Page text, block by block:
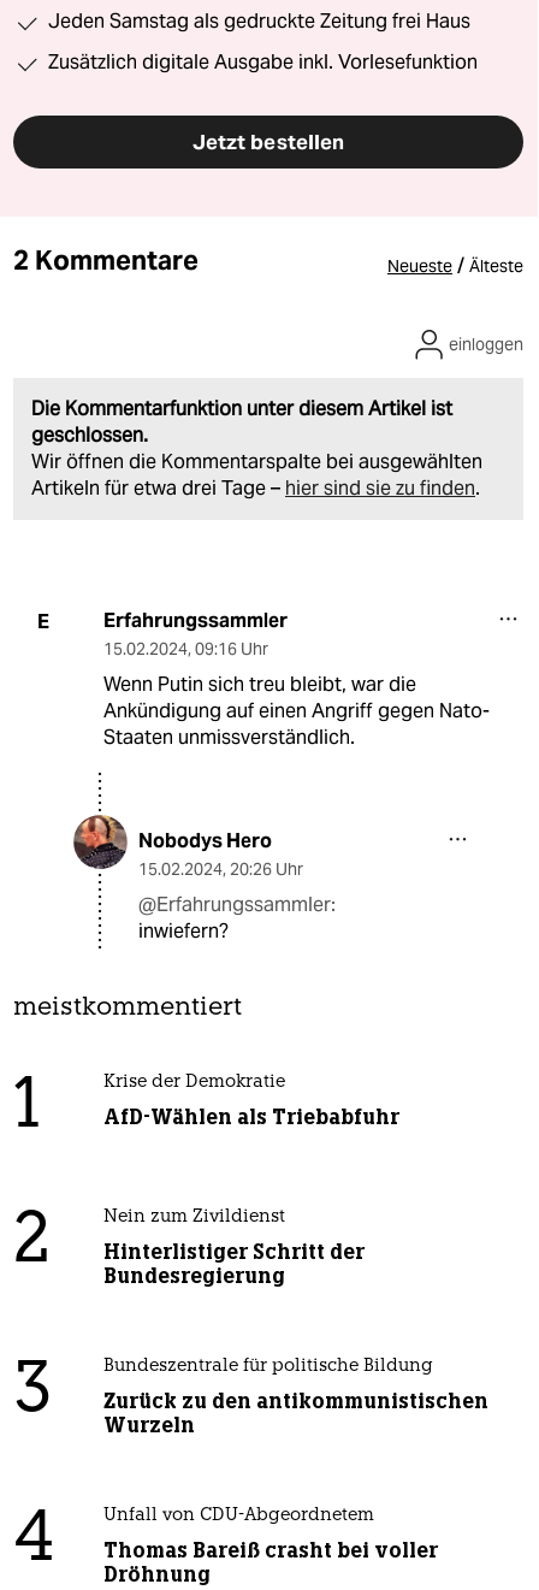
Jeden Samstag als gedruckte Zeitung frei Haus
Zusätzlich digitale Ausgabe inkl. Vorlesefunktion
Jetzt bestellen
2 Kommentare Neueste / Älteste
Die Kommentarfunktion unter diesem Artikel ist
geschlossen.
Wir öffnen die Kommentarspalte bei ausgewählten
Artikeln für etwa drei Tage – hier sind sie zu finden.
einloggen
E Erfahrungssammler
15.02.2024, 09:16 Uhr
Wenn Putin sich treu bleibt, war die
Ankündigung auf einen Angriff gegen Nato-
Staaten unmissverständlich.
Nobodys Hero
15.02.2024, 20:26 Uhr
@Erfahrungssammler:
inwiefern?
meistkommentiert
1 Krise der Demokratie
AfD-Wählen als Triebabfuhr
2 Nein zum Zivildienst
Hinterlistiger Schritt der
Bundesregierung
3 Bundeszentrale für politische Bildung
Zurück zu den antikommunistischen
Wurzeln
4 Unfall von CDU-Abgeordnetem
Thomas Bareiß crasht bei voller
Dröhnung